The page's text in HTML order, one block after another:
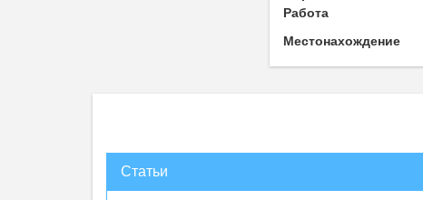
Работа
Местонахождение
Статьи